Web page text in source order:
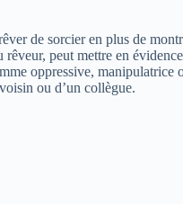
de sorcier en plus de
rêveur, peut mettre en
oppressive,
ou d’un collègue.